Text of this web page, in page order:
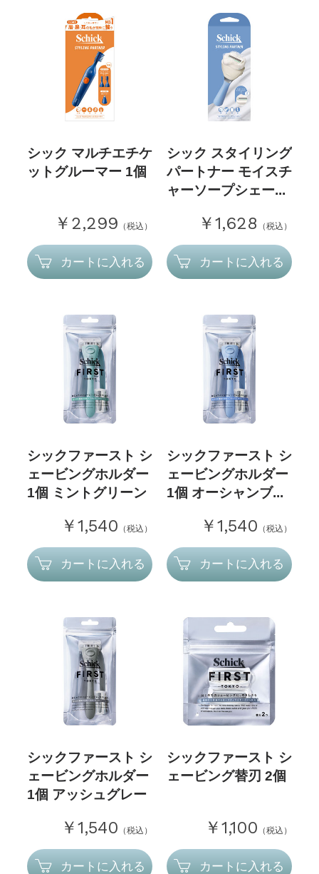
シック マルチエチケ
ットグルーマー 1個
￥2,299 （税込）
カートに入れる
シック スタイリング
パートナー モイスチ
ャーソープシェー...
￥1,628 （税込）
カートに入れる
シックファースト シ
ェービングホルダー
1個 ミントグリーン
￥1,540 （税込）
カートに入れる
シックファースト シ
ェービングホルダー
1個 オーシャンブ...
￥1,540 （税込）
カートに入れる
シックファースト シ
ェービングホルダー
1個 アッシュグレー
￥1,540 （税込）
カートに入れる
シックファースト シ
ェービング替刃 2個
￥1,100 （税込）
カートに入れる